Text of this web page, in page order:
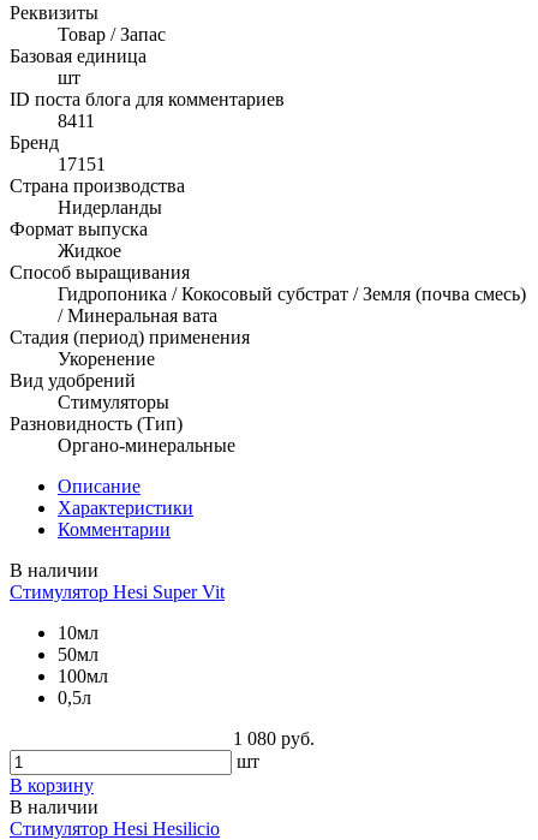
Реквизиты
Товар / Запас
Базовая единица
шт
ID поста блога для комментариев
8411
Бренд
17151
Страна производства
Нидерланды
Формат выпуска
Жидкое
Способ выращивания
Гидропоника / Кокосовый субстрат / Земля (почва смесь)
/ Минеральная вата
Стадия (период) применения
Укоренение
Вид удобрений
Стимуляторы
Разновидность (Тип)
Органо-минеральные
Описание
Характеристики
Комментарии
В наличии
Стимулятор Hesi Super Vit
10мл
50мл
100мл
0,5л
1 080 руб.
шт
В корзину
В наличии
Стимулятор Hesi Hesilicio